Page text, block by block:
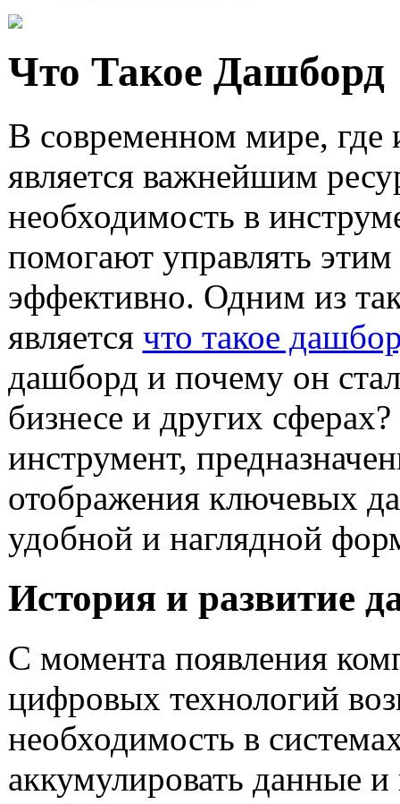
Что Такое Дашборд
В современном мире, где
является важнейшим
необходимость в
помогают управлять
эффективно. Одним из
является что такое
дашборд и почему он
бизнесе и других
инструмент,
отображения ключевых
удобной и наглядной
История и развитие
С момента появления
цифровых технологий
необходимость в
аккумулировать данные и